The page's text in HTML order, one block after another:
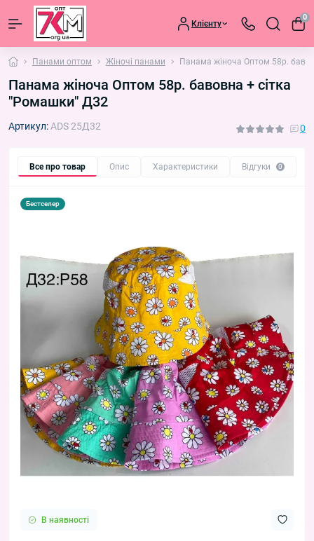
Клієнту
0
Панами оптом Жіночі панами Панама жіноча Оптом 58р.
Панама жіноча Оптом 58р. бавовна + сітка
"Ромашки" Д32
Артикул:ADS 25Д32 0
Все про товар Опис Характеристики Відгуки 0
Бестселер
В наявності